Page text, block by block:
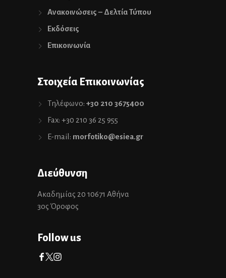
Ανακοινώσεις – Δελτία Τύπου
Εκδόσεις
Επικοινωνία
Στοιχεία Επικοινωνίας
Τηλέφωνο: +30 210 3675400
Fax: +30 210 36 25 955
E-mail: morfotiko@esiea.gr
Διεύθυνση
Ακαδημίας 20 10671 Αθήνα
3ος Όροφος
Follow us